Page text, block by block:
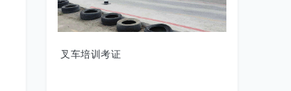
叉车培训考证